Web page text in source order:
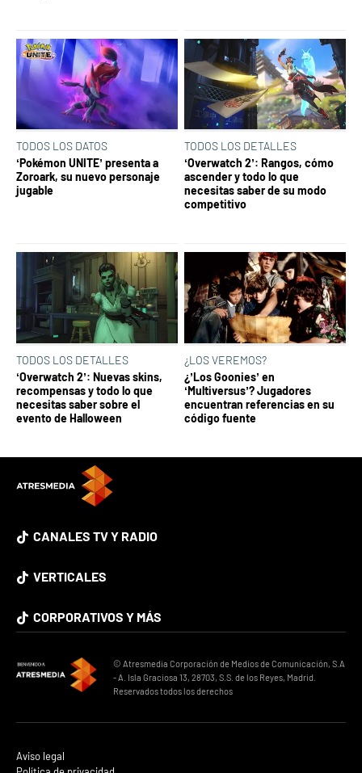
TODOS LOS DATOS
‘Pokémon UNITE’ presenta a
Zoroark, su nuevo personaje
jugable
TODOS LOS DETALLES
‘Overwatch 2’: Rangos, cómo
ascender y todo lo que
necesitas saber de su modo
competitivo
TODOS LOS DETALLES
‘Overwatch 2’: Nuevas skins,
recompensas y todo lo que
necesitas saber sobre el
evento de Halloween
¿LOS VEREMOS?
¿’Los Goonies’ en
‘Multiversus’? Jugadores
encuentran referencias en su
código fuente
CANALES TV Y RADIO
VERTICALES
CORPORATIVOS Y MÁS
© Atresmedia Corporación de Medios de Comunicación, S.A
- A. Isla Graciosa 13, 28703, S.S. de los Reyes, Madrid.
Reservados todos los derechos
Aviso legal